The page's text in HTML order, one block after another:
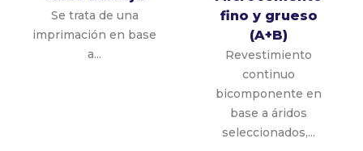
Se trata de una
imprimación en base
a...
fino y grueso
(A+B)
Revestimiento
continuo
bicomponente en
base a áridos
seleccionados,...